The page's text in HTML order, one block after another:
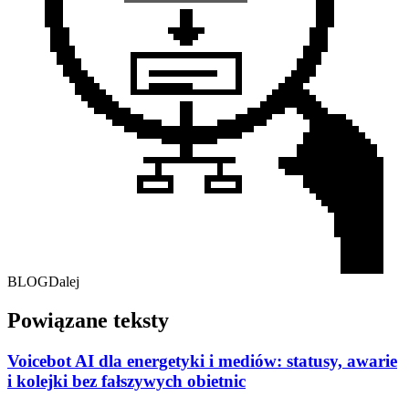
BLOGDalej
Powiązane teksty
Voicebot AI dla energetyki i mediów: statusy, awarie
i kolejki bez fałszywych obietnic